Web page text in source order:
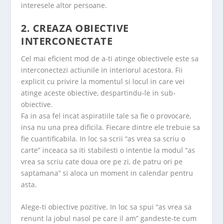
interesele altor persoane.
2. CREAZA OBIECTIVE
INTERCONECTATE
Cel mai eficient mod de a-ti atinge obiectivele este sa
interconectezi actiunile in interiorul acestora. Fii
explicit cu privire la momentul si locul in care vei
atinge aceste obiective, despartindu-le in sub-
obiective.
Fa in asa fel incat aspiratiile tale sa fie o provocare,
insa nu una prea dificila. Fiecare dintre ele trebuie sa
fie cuantificabila. In loc sa scrii “as vrea sa scriu o
carte” inceaca sa iti stabilesti o intentie la modul “as
vrea sa scriu cate doua ore pe zi, de patru ori pe
saptamana” si aloca un moment in calendar pentru
asta.
Alege-ti obiective pozitive. In loc sa spui “as vrea sa
renunt la jobul nasol pe care il am” gandeste-te cum